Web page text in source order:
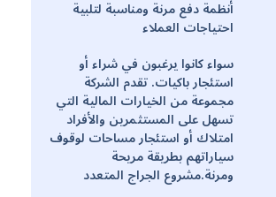
أنظمة دفع مرنة ومناسبة لتلبية
احتياجات العملاء
سواء كانوا يرغبون في شراء أو
استئجار باكيات. تقدم الشركة
مجموعة من الخيارات المالية التي
تسهل على المستثمرين والأفراد
امتلاك أو استئجار مساحات لوقوف
سياراتهم بطريقة مريحة
ومرنة.مشروع الجراج المتعدد